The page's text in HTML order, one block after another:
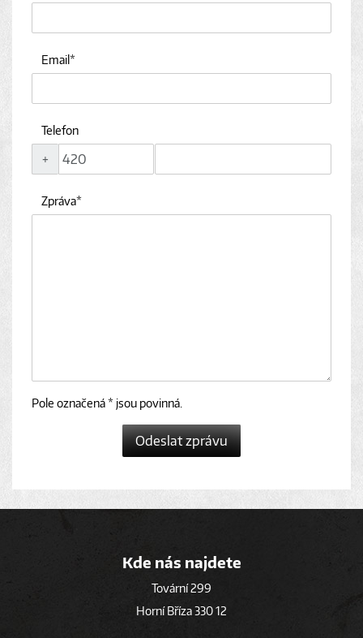
Email
Telefon
+
Zpráva
Pole označená * jsou povinná.
Odeslat zprávu
Kde nás najdete
Tovární 299
Horní Bříza 330 12